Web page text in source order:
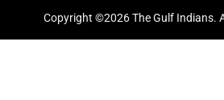
Copyright ©2026 The Gulf Indians.